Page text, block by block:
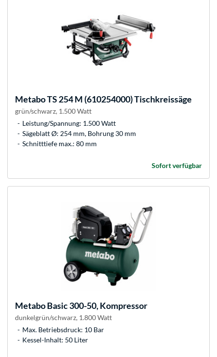
MetaboTS 254 M (610254000) Tischkreissäge
grün/schwarz, 1.500 Watt
Leistung/Spannung: 1.500 Watt
Sägeblatt Ø: 254 mm, Bohrung 30 mm
Schnitttiefe max.: 80 mm
Sofort verfügbar
MetaboBasic 300-50, Kompressor
dunkelgrün/schwarz, 1.800 Watt
Max. Betriebsdruck: 10 Bar
Kessel-Inhalt: 50 Liter